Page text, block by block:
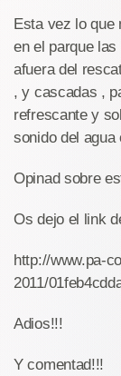
Esta vez lo que
en el parque
afuera del
, y cascadas ,
refrescante y
sonido del agua
Opinad sobre
Os dejo el link
http://www.pa-
2011/
Adios!!!
Y comentad!!!